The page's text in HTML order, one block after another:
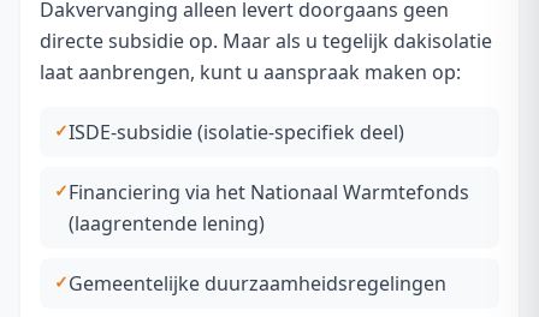
Dakvervanging alleen levert doorgaans geen
directe subsidie op. Maar als u tegelijk dakisolatie
laat aanbrengen, kunt u aanspraak maken op:
ISDE-subsidie (isolatie-specifiek deel)
Financiering via het Nationaal Warmtefonds
(laagrentende lening)
Gemeentelijke duurzaamheidsregelingen